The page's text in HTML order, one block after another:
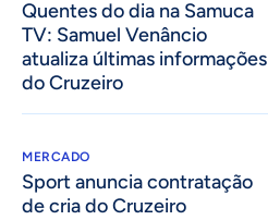
Quentes do dia na Samuca
TV: Samuel Venâncio
atualiza últimas informações
do Cruzeiro
MERCADO
Sport anuncia contratação
de cria do Cruzeiro